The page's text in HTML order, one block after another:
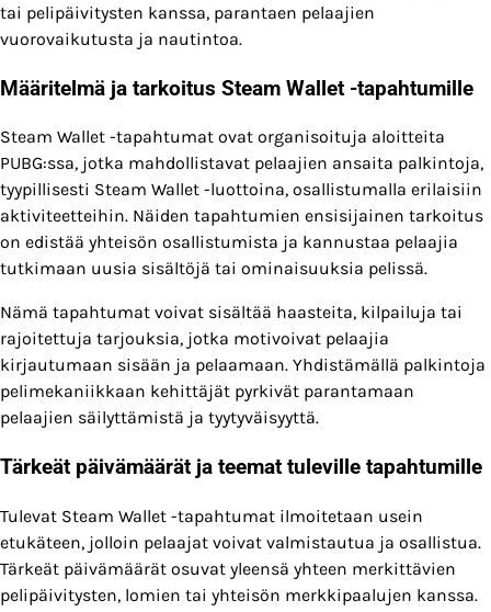
tai pelipäivitysten kanssa, parantaen pelaajien
vuorovaikutusta ja nautintoa.
Määritelmä ja tarkoitus Steam Wallet -tapahtumille
Steam Wallet -tapahtumat ovat organisoituja aloitteita
PUBG:ssa, jotka mahdollistavat pelaajien ansaita palkintoja,
tyypillisesti Steam Wallet -luottoina, osallistumalla erilaisiin
aktiviteetteihin. Näiden tapahtumien ensisijainen tarkoitus
on edistää yhteisön osallistumista ja kannustaa pelaajia
tutkimaan uusia sisältöjä tai ominaisuuksia pelissä.
Nämä tapahtumat voivat sisältää haasteita, kilpailuja tai
rajoitettuja tarjouksia, jotka motivoivat pelaajia
kirjautumaan sisään ja pelaamaan. Yhdistämällä palkintoja
pelimekaniikkaan kehittäjät pyrkivät parantamaan
pelaajien säilyttämistä ja tyytyväisyyttä.
Tärkeät päivämäärät ja teemat tuleville tapahtumille
Tulevat Steam Wallet -tapahtumat ilmoitetaan usein
etukäteen, jolloin pelaajat voivat valmistautua ja osallistua.
Tärkeät päivämäärät osuvat yleensä yhteen merkittävien
pelipäivitysten, lomien tai yhteisön merkkipaalujen kanssa.